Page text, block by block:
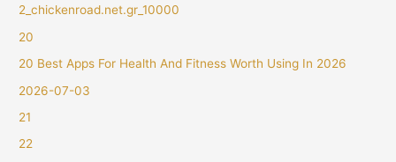
2_chickenroad.net.gr_10000
20
20 Best Apps For Health And Fitness Worth Using In 2026
2026-07-03
21
22